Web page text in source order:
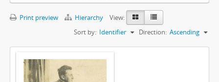
Print preview Hierarchy
View:
Sort by: Identifier Direction: Ascending